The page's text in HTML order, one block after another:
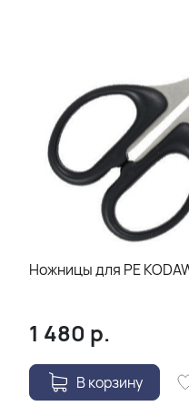
Ножницы для PE
1 480 р.
В корзину